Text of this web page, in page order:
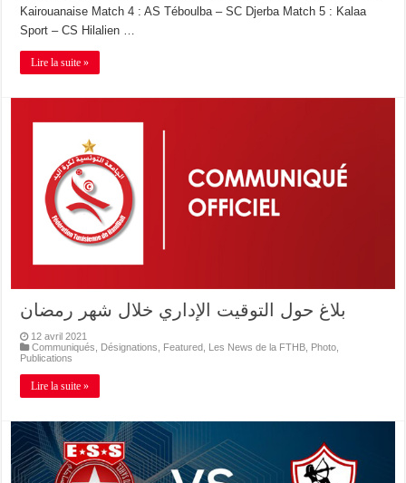
Kairouanaise Match 4 : AS Téboulba – SC Djerba Match 5 : Kalaa
Sport – CS Hilalien …
Lire la suite »
بلاغ حول التوقيت الإداري خلال شهر رمضان
12 avril 2021
Communiqués
Désignations Featured Les News de la FTHB Photo
Publications
Lire la suite »